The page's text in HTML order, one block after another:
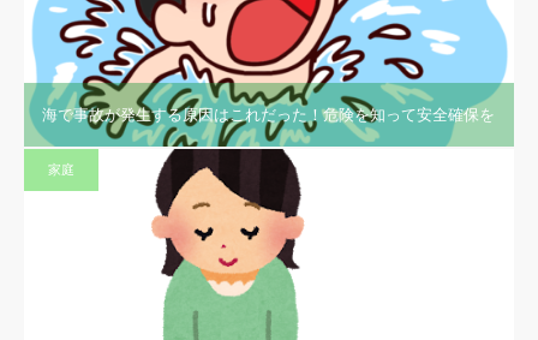
海で事故が発生する原因はこれだった！危険を知って安全確保を
家庭